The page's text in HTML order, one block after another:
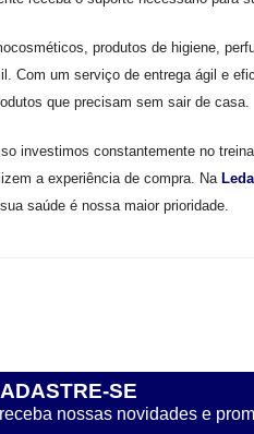
produtos de higiene,
Com um serviço de entrega ágil e
que precisam sem sair de casa.
investimos constantemente no
a experiência de compra. Na
saúde é nossa maior prioridade.
SE
nossas novidades e